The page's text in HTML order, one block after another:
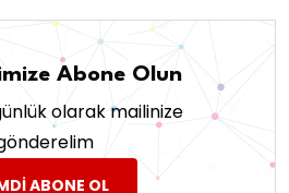
Abone Olun
olarak mailinize
ABONE OL